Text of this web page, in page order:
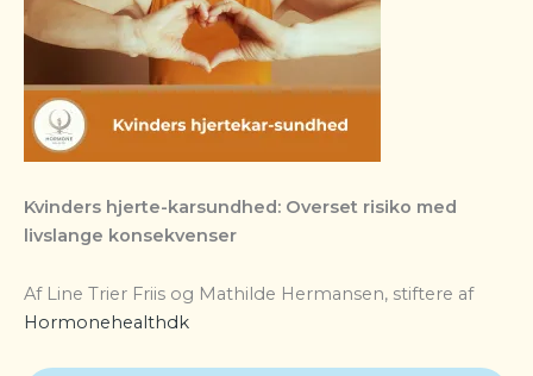
Kvinders hjerte-karsundhed: Overset risiko med
livslange konsekvenser
Af Line Trier Friis og Mathilde Hermansen, stiftere af
Hormonehealthdk